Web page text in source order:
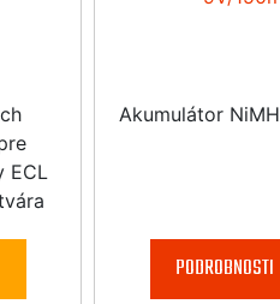
ECL
a
Akumulátor
PODROBNOSTI